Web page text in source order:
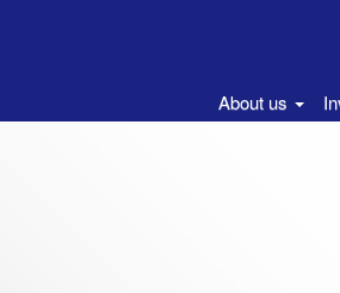
About us